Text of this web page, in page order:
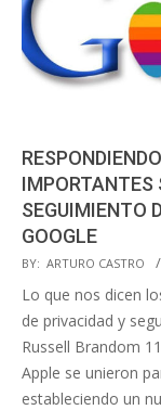
IMPORTANTES
SEGUIMIENTO
GOOGLE
2020-
04-
13
BY: ARTURO CASTRO
Lo que nos dicen
de privacidad y
Russell Brandom
Apple se unieron
estableciendo un